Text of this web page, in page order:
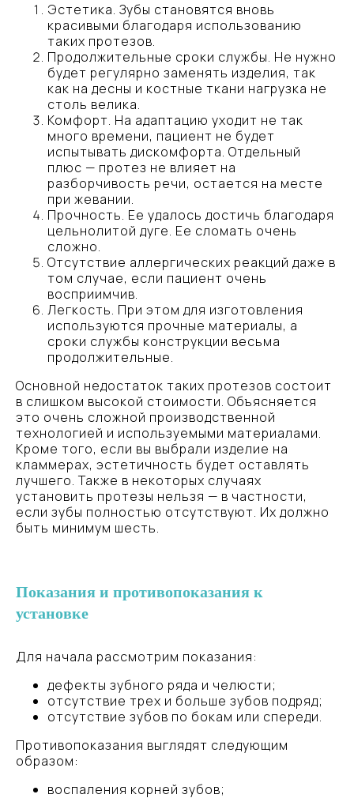
Эстетика. Зубы становятся вновь
красивыми благодаря использованию
таких протезов.
Продолжительные сроки службы. Не нужно
будет регулярно заменять изделия, так
как на десны и костные ткани нагрузка не
столь велика.
Комфорт. На адаптацию уходит не так
много времени, пациент не будет
испытывать дискомфорта. Отдельный
плюс — протез не влияет на
разборчивость речи, остается на месте
при жевании.
Прочность. Ее удалось достичь благодаря
цельнолитой дуге. Ее сломать очень
сложно.
Отсутствие аллергических реакций даже в
том случае, если пациент очень
восприимчив.
Легкость. При этом для изготовления
используются прочные материалы, а
сроки службы конструкции весьма
продолжительные.
Основной недостаток таких протезов состоит
в слишком высокой стоимости. Объясняется
это очень сложной производственной
технологией и используемыми материалами.
Кроме того, если вы выбрали изделие на
кламмерах, эстетичность будет оставлять
лучшего. Также в некоторых случаях
установить протезы нельзя — в частности,
если зубы полностью отсутствуют. Их должно
быть минимум шесть.
Показания и противопоказания к
установке
Для начала рассмотрим показания:
дефекты зубного ряда и челюсти;
отсутствие трех и больше зубов подряд;
отсутствие зубов по бокам или спереди.
Противопоказания выглядят следующим
образом:
воспаления корней зубов;
К ЗДОРОВОЙ УЛЫБКЕ
Запишитесь на консультацию,
и получите индивидуальный план
к вашим потребностям
ЗАПИСАТЬСЯ